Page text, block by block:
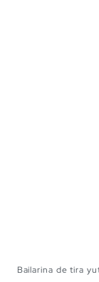
37
Bailarina de tira